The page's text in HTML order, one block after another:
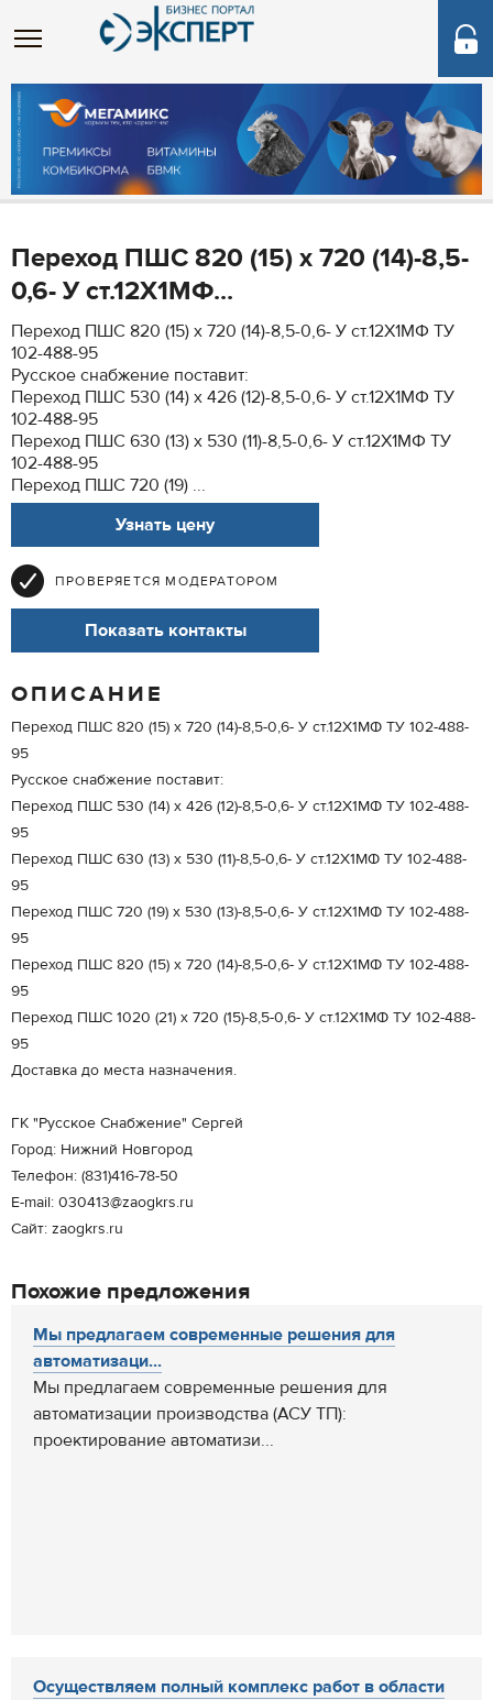
Переход ПШС 820 (15) х 720 (14)-8,5-
0,6- У ст.12Х1МФ...
Переход ПШС 820 (15) х 720 (14)-8,5-0,6- У ст.12Х1МФ ТУ
102-488-95
Русское снабжение поставит:
Переход ПШС 530 (14) х 426 (12)-8,5-0,6- У ст.12Х1МФ ТУ
102-488-95
Переход ПШС 630 (13) х 530 (11)-8,5-0,6- У ст.12Х1МФ ТУ
102-488-95
Переход ПШС 720 (19) ...
Узнать цену
ПРОВЕРЯЕТСЯ МОДЕРАТОРОМ
Показать контакты
ОПИСАНИЕ
Переход ПШС 820 (15) х 720 (14)-8,5-0,6- У ст.12Х1МФ ТУ 102-488-
95
Русское снабжение поставит:
Переход ПШС 530 (14) х 426 (12)-8,5-0,6- У ст.12Х1МФ ТУ 102-488-
95
Переход ПШС 630 (13) х 530 (11)-8,5-0,6- У ст.12Х1МФ ТУ 102-488-
95
Переход ПШС 720 (19) х 530 (13)-8,5-0,6- У ст.12Х1МФ ТУ 102-488-
95
Переход ПШС 820 (15) х 720 (14)-8,5-0,6- У ст.12Х1МФ ТУ 102-488-
95
Переход ПШС 1020 (21) х 720 (15)-8,5-0,6- У ст.12Х1МФ ТУ 102-488-
95
Доставка до места назначения.
ГК "Русское Снабжение" Сергей
Город: Нижний Новгород
Телефон: (831)416-78-50
E-mail: 030413@zaogkrs.ru
Сайт: zaogkrs.ru
Похожие предложения
Мы предлагаем современные решения для
автоматизаци...
Мы предлагаем современные решения для
автоматизации производства (АСУ ТП):
проектирование автоматизи...
Осуществляем полный комплекс работ в области